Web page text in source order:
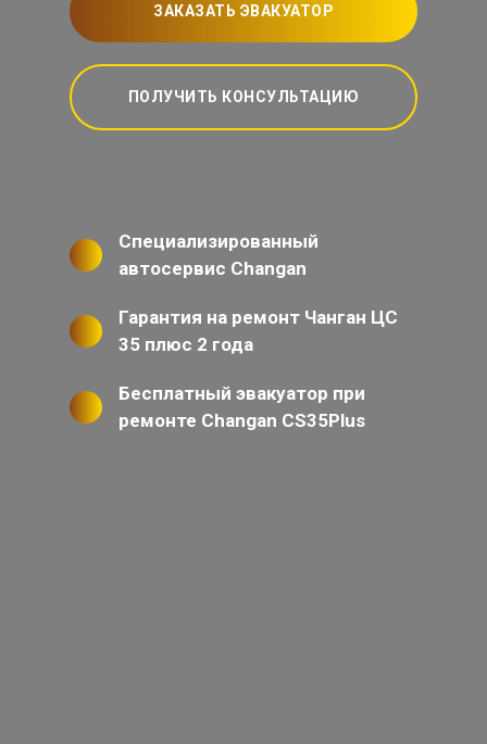
ЗАКАЗАТЬ ЭВАКУАТОР
ПОЛУЧИТЬ КОНСУЛЬТАЦИЮ
Специализированный
автосервис Changan
Гарантия на ремонт Чанган ЦС
35 плюс 2 года
Бесплатный эвакуатор при
ремонте Changan CS35Plus